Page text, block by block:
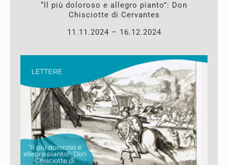
“Il più doloroso e allegro pianto”: Don
Chisciotte di Cervantes
11.11.2024 – 16.12.2024